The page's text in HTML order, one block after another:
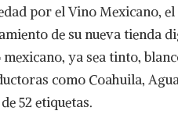
por el Vino Mexicano,
de su nueva tienda
ya sea tinto,
como Coahuila,
52 etiquetas.